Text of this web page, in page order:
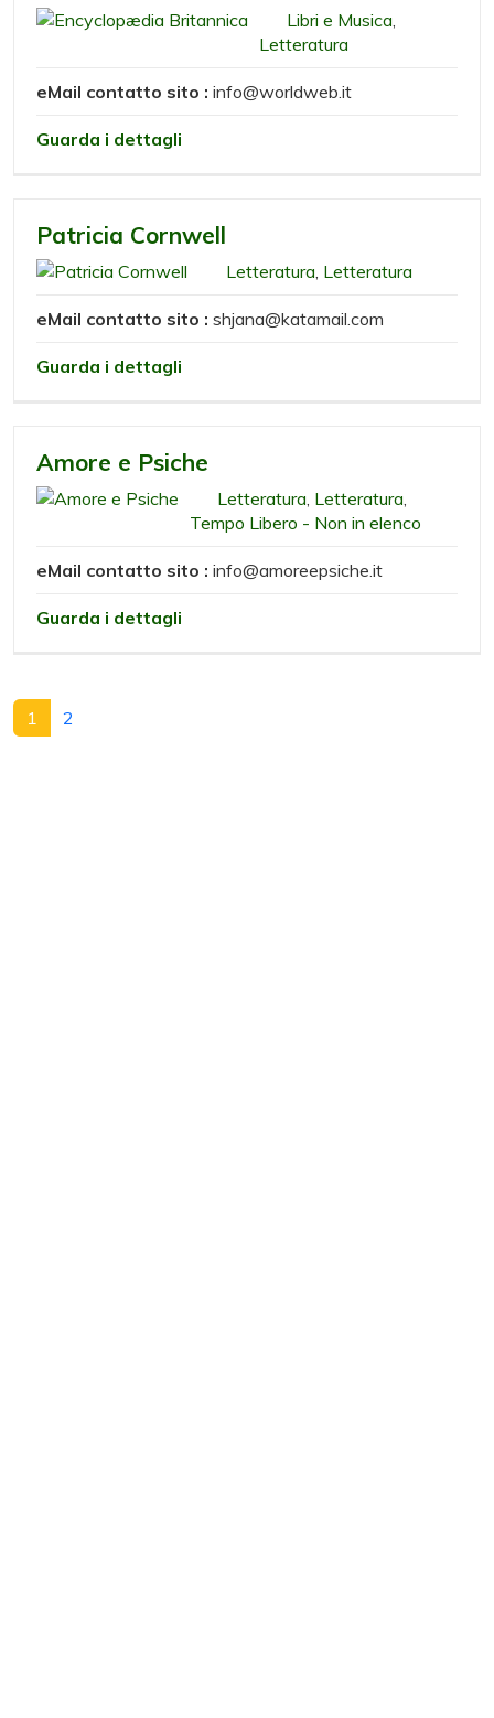
Libri e Musica,
Letteratura
eMail contatto sito : info@worldweb.it
Guarda i dettagli
Patricia Cornwell
Letteratura, Letteratura
eMail contatto sito : shjana@katamail.com
Guarda i dettagli
Amore e Psiche
Letteratura, Letteratura,
Tempo Libero - Non in elenco
eMail contatto sito : info@amoreepsiche.it
Guarda i dettagli
1 2